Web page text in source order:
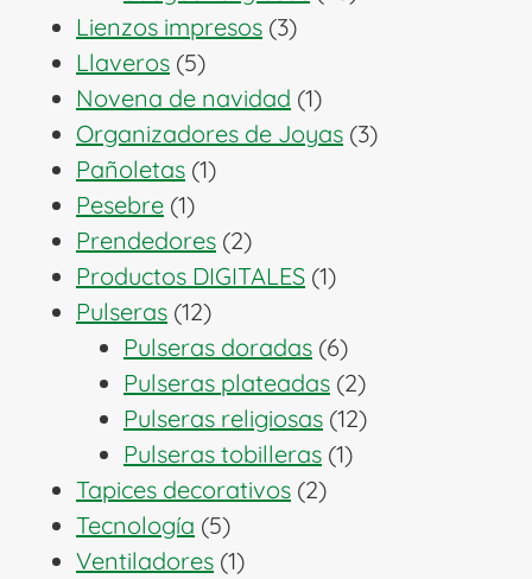
Lienzos impresos 33
Llaveros 55
productos
Novena de navidad 11
producto
Organizadores de Joyas 33
Pañoletas 11
Pesebre 11
producto
Prendedores 22
productos
Productos DIGITALES 11
Pulseras 1212
productos
Pulseras doradas 66
productos
Pulseras plateadas 22
productos
Pulseras religiosas 1212
Pulseras tobilleras 11
Tapices decorativos 22
Tecnología 55
productos
Ventiladores 11